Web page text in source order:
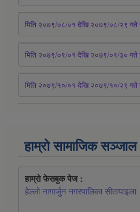
मिति २०७९/०८/०१ देखि २०७९/०८/२९ गते
मिति २०७९/०९/०१ देखि २०७९/०९/३० गते
मिति २०७९/१०/०१ देखि २०७९/१०/२९ गते
हाम्रो सामाजिक सञ्जाल
हाम्रो फेसबुक पेज :
हेल्लो नागार्जुन नगरपालिका सीतापाइला